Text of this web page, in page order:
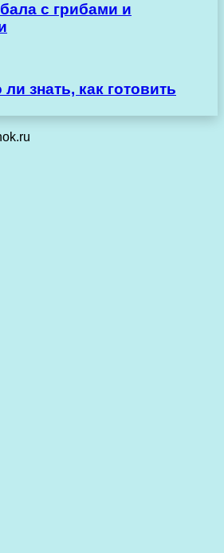
с грибами и
знать, как готовить